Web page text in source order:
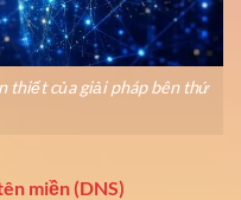
thiết của giải pháp bên thứ
miền (DNS)